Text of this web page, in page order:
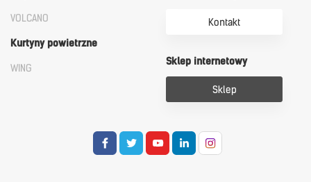
VOLCANO
Kurtyny powietrzne
WING
Kontakt
Sklep internetowy
Sklep